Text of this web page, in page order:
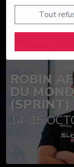
Tout
Suivez
ROBIN
DU
(SPRINT)
14-15